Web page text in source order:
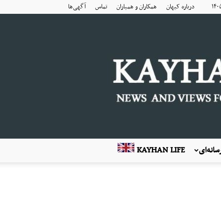
درباره کیهان همکاران و همیاران تماس آگهی‌ها
KAYHAN LIFE